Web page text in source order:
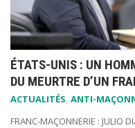
ÉTATS-UNIS : UN
DU MEURTRE D’UN
ACTUALITÉS, ANTI-
FRANC-MAÇONNERIE : JULIO